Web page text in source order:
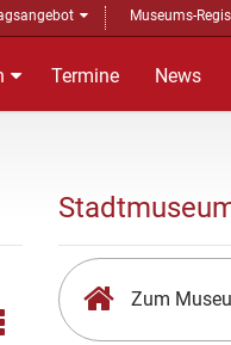
Museums-
Termine News
Zum